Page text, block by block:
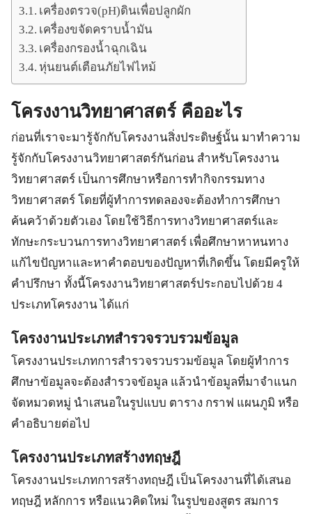
เครื่องตรวจ(pH)ดินเพื่อปลูกผัก
เครื่องขจัดคราบน้ำมัน
เครื่องกรองน้ำฉุกเฉิน
หุ่นยนต์เตือนภัยไฟไหม้
โครงงานวิทยาศาสตร์ คืออะไร
ก่อนที่เราจะมารู้จักกับโครงงานสิ่งประดิษฐ์นั้น มาทำความ
รู้จักกับโครงงานวิทยาศาสตร์กันก่อน สำหรับโครงงาน
วิทยาศาสตร์ เป็นการศึกษาหรือการทำกิจกรรมทาง
วิทยาศาสตร์ โดยที่ผู้ทำการทดลองจะต้องทำการศึกษา
ค้นคว้าด้วยตัวเอง โดยใช้วิธีการทางวิทยาศาสตร์และ
ทักษะกระบวนการทางวิทยาศาสตร์ เพื่อศึกษาหาหนทาง
แก้ไขปัญหาและหาคำตอบของปัญหาที่เกิดขึ้น โดยมีครูให้
คำปรึกษา ทั้งนี้โครงงานวิทยาศาสตร์ประกอบไปด้วย 4
ประเภทโครงงาน ได้แก่
โครงงานประเภทสำรวจรวบรวมข้อมูล
โครงงานประเภทการสำรวจรวบรวมข้อมูล โดยผู้ทำการ
ศึกษาข้อมูลจะต้องสำรวจข้อมูล แล้วนำข้อมูลที่มาจำแนก
จัดหมวดหมู่ นำเสนอในรูปแบบ ตาราง กราฟ แผนภูมิ หรือ
คำอธิบายต่อไป
โครงงานประเภทสร้างทฤษฎี
โครงงานประเภทการสร้างทฤษฎี เป็นโครงงานที่ได้เสนอ
ทฤษฎี หลักการ หรือแนวคิดใหม่ ในรูปของสูตร สมการ